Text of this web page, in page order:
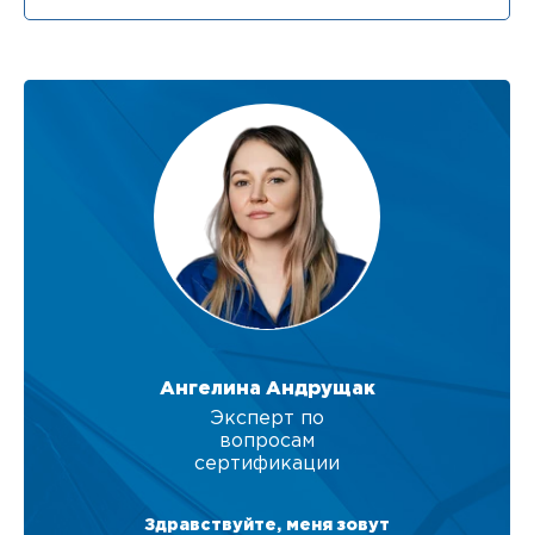
Ангелина Андрущак
Эксперт по
вопросам
сертификации
Здравствуйте, меня зовут